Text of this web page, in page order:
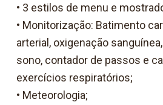
• 3 estilos de menu e
• Monitorização: Batimento
arterial, oxigenação
sono, contador de passos e
exercícios respiratórios;
• Meteorologia;